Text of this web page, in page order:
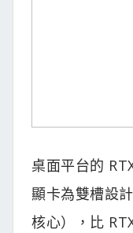
桌面平台的
顯卡為雙槽設
核心），比